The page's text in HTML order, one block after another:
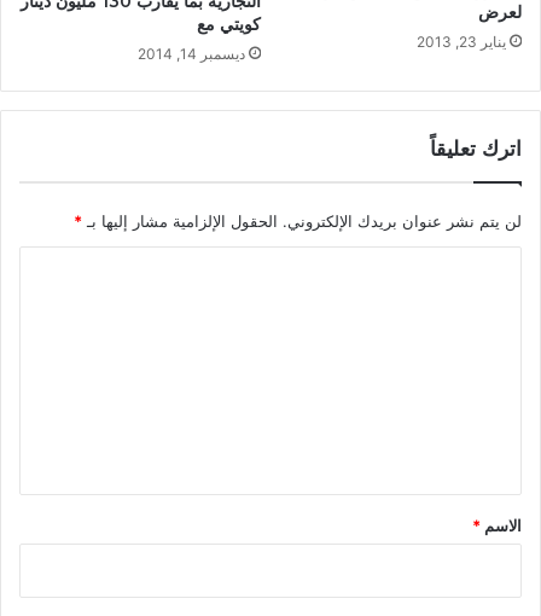
لعرض
يناير 23, 2013
كويتي مع
ديسمبر 14, 2014
اترك تعليقاً
لن يتم نشر عنوان بريدك الإلكتروني. الحقول الإلزامية مشار إليها بـ *
*
الاسم *